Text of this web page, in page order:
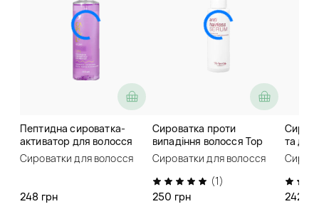
Пептидна сироватка-
активатор для волосся
Soika Capixyl Active Hair
Serum
Сироватки для волосся
248 грн
Сироватка проти
випадіння волосся Top
Beauty Hair Loss Serum
Сироватки для волосся
(1)
250 грн
та для
Anti-
242